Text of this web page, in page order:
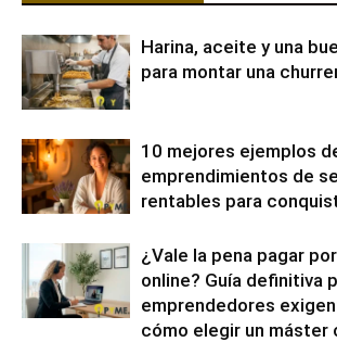
Harina, aceite y una
para montar una
10 mejores ejemplos
emprendimientos de
rentables para
¿Vale la pena pagar
online? Guía definitiva
emprendedores
cómo elegir un máster